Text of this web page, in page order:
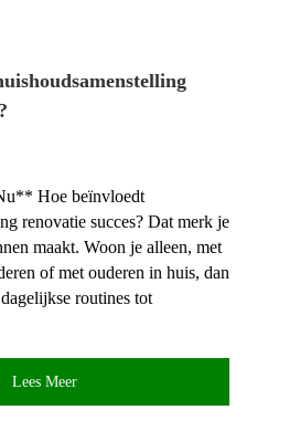
Hoe beïnvloedt
renovatie succes? Dat merk je
maakt.​ Woon je alleen, met
of met ouderen in huis, dan
routines tot
Lees Meer